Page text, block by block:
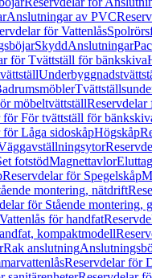
Anslutningar av PVC
för Vattenlås
SkyddAnslutningar
för Tvättställ för bänkskiva
möbeltvättställReservdelar
för För tvättställ för
för Låga sidoskåpHögskåp
fotstödMagnettavlorEluttag
Reservdelar för Spegelskåp
montering, nätdrift
för Stående montering,
Vattenlås för handfat
kompaktmodell
Rak anslutning
Reservdelar för